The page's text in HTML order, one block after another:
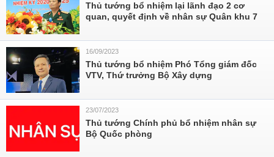
Thủ tướng bổ nhiệm lại lãnh đạo 2 cơ
quan, quyết định về nhân sự Quân khu 7
16/09/2023
Thủ tướng bổ nhiệm Phó Tổng giám đốc
VTV, Thứ trưởng Bộ Xây dựng
23/07/2023
Thủ tướng Chính phủ bổ nhiệm nhân sự
Bộ Quốc phòng